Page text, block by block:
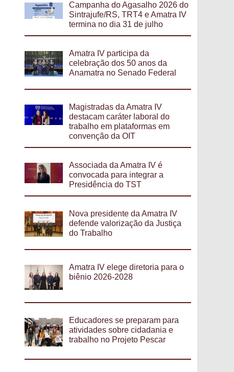
Campanha do Agasalho 2026 do
Sintrajufe/RS, TRT4 e Amatra IV
termina no dia 31 de julho
Amatra IV participa da
celebração dos 50 anos da
Anamatra no Senado Federal
Magistradas da Amatra IV
destacam caráter laboral do
trabalho em plataformas em
convenção da OIT
Associada da Amatra IV é
convocada para integrar a
Presidência do TST
Nova presidente da Amatra IV
defende valorização da Justiça
do Trabalho
Amatra IV elege diretoria para o
biênio 2026-2028
Educadores se preparam para
atividades sobre cidadania e
trabalho no Projeto Pescar